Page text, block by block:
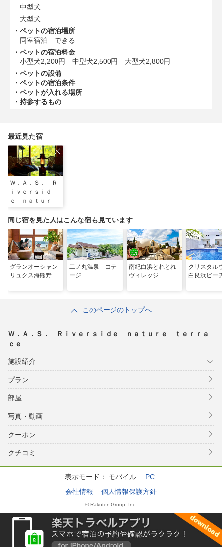
中型犬
大型犬
ペットの宿泊場所
同室宿泊 できる
ペットの宿泊料金
小型犬2,200円 中型犬2,500円 大型犬2,800円
ペットの設備
ペットの宿泊条件
ペットが入れる場所
持参するもの
最近見た宿
Ｗ．Ａ．Ｓ． Ｒ
ｉｖｅｒｓｉｄ
ｅ ｎａｔｕｒ
ｅ
同じ宿を見た人はこんな宿も見ています
グランオーシャン
リュクス海熊野
二ノ丸温泉 コテ
ージ
南紀白浜とれとれ
ヴィレッジ
クリスタル
白良浜ビー
このページのトップへ
Ｗ．Ａ．Ｓ． Ｒｉｖｅｒｓｉｄｅ ｎａｔｕｒｅ ｔｅｒｒａ
ｃｅ
施設紹介
プラン
部屋
写真・動画
クーポン
クチコミ
表示モード： モバイル
PC
会社情報
個人情報保護方針
© Rakuten Group, Inc.